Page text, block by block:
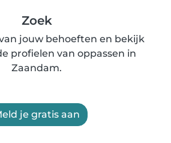
Zoek
jouw behoeften en bekijk
profielen van oppassen in
Zaandam.
je gratis aan